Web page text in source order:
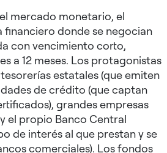
mercado monetario, el
financiero donde se negocian
con vencimiento corto,
a 12 meses. Los protagonistas
estatales (que emiten
de crédito (que captan
grandes empresas
el propio Banco Central
de interés al que prestan y se
comerciales). Los fondos